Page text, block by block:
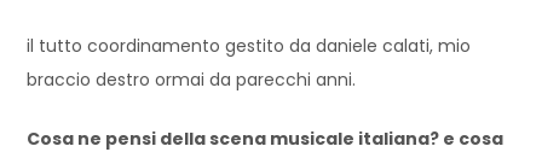
il tutto coordinamento gestito da daniele calati, mio
braccio destro ormai da parecchi anni.
Cosa ne pensi della scena musicale italiana? e cosa